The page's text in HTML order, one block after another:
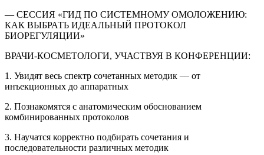
— СЕССИЯ «ГИД ПО СИСТЕМНОМУ ОМОЛОЖЕНИЮ:
КАК ВЫБРАТЬ ИДЕАЛЬНЫЙ ПРОТОКОЛ
БИОРЕГУЛЯЦИИ»
ВРАЧИ-КОСМЕТОЛОГИ, УЧАСТВУЯ В КОНФЕРЕНЦИИ:
1. Увидят весь спектр сочетанных методик — от
инъекционных до аппаратных
2. Познакомятся с анатомическим обоснованием
комбинированных протоколов
3. Научатся корректно подбирать сочетания и
последовательности различных методик